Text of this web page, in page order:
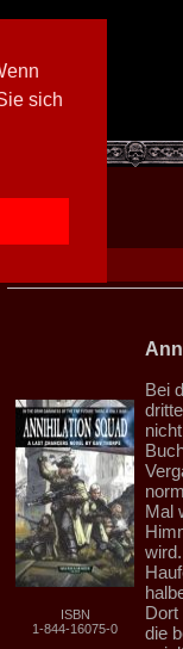
sich
ISBN
1-844-16075-0
Bei
Mal
Dort
die